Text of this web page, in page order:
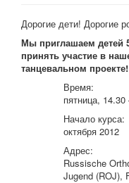
Дорогие дети! Дорогие
Мы приглашаем детей
принять участие в
танцевальном проекте!
пятница,
Начало
октября 2012
Russische
Jugend (ROJ),